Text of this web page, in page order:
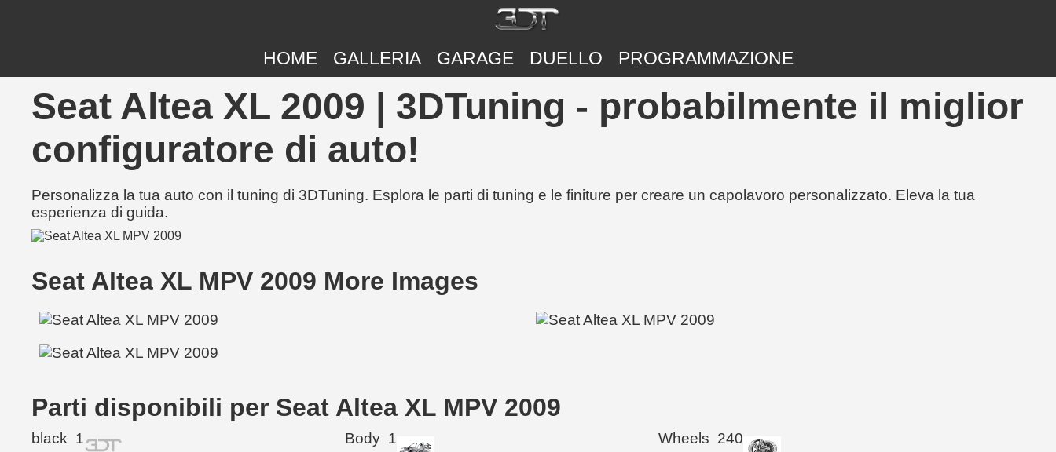
HOME GALLERIA GARAGE DUELLO PROGRAMMAZIONE
Seat Altea XL 2009 | 3DTuning - probabilmente il miglior
configuratore di auto!
Personalizza la tua auto con il tuning di 3DTuning. Esplora le parti di tuning e le finiture per creare un capolavoro personalizzato. Eleva la tua
esperienza di guida.
Seat Altea XL MPV 2009 More Images
Parti disponibili per Seat Altea XL MPV 2009
black 1 Body 1 Wheels 240